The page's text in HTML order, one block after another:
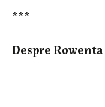
***
Despre Rowenta